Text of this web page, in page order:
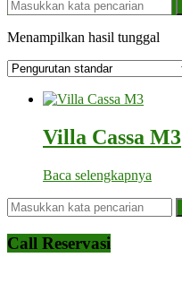
Menampilkan hasil tunggal
Villa Cassa M3
Baca selengkapnya
Call Reservasi